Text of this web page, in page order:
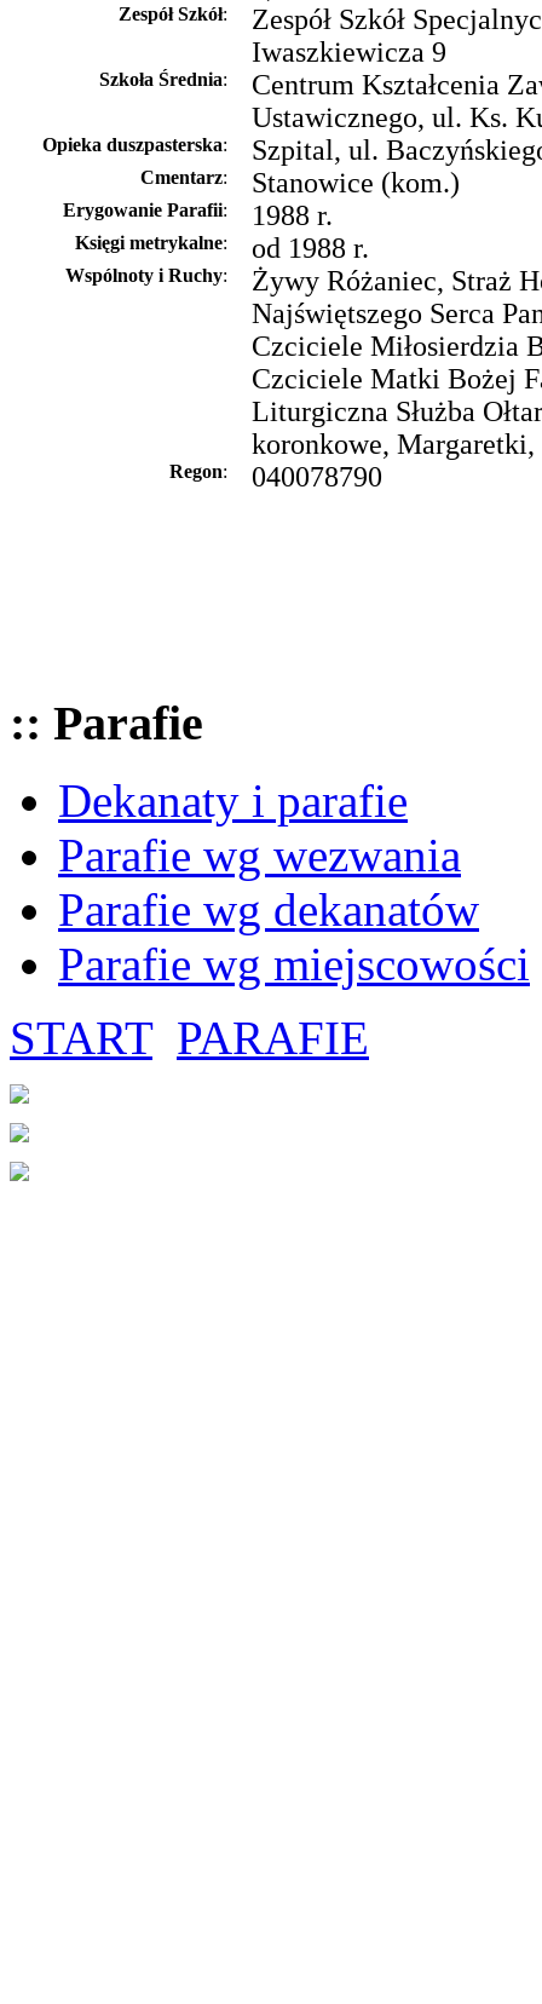
Zespół Szkół:
Zespół Szkół
Iwaszkiewicza 9
Szkoła Średnia:
Centrum Kształcenia
Ustawicznego, ul. Ks.
Opieka duszpasterska: Szpital, ul.
Cmentarz: Stanowice (kom.)
Erygowanie Parafii: 1988 r.
Księgi metrykalne: od 1988 r.
Wspólnoty i Ruchy:
Żywy Różaniec, Straż
Najświętszego Serca
Czciciele Miłosierdzia
Czciciele Matki Bożej
Liturgiczna Służba
koronkowe,
Regon: 040078790
:: Parafie
Dekanaty i parafie
Parafie wg wezwania
Parafie wg dekanatów
Parafie wg miejscowości
START PARAFIE